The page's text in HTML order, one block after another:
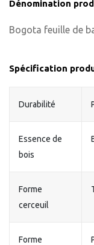
Dénomination
Bogota feuille de
Spécification
Durabilité
Essence de
bois
Forme
cerceuil
Forme